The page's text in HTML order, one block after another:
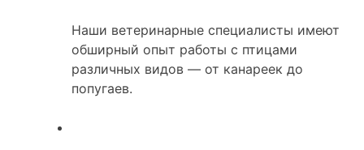
Наши ветеринарные специалисты имеют
обширный опыт работы с птицами
различных видов — от канареек до
попугаев.